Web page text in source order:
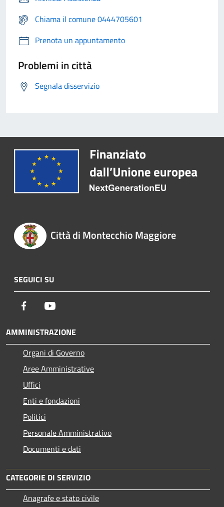
Chiama il comune 0444705601
Prenota un appuntamento
Problemi in città
Segnala disservizio
Città di Montecchio Maggiore
SEGUICI SU
Facebook
AMMINISTRAZIONE
Organi di Governo
Aree Amministrative
Uffici
Enti e fondazioni
Politici
Personale Amministrativo
Documenti e dati
CATEGORIE DI SERVIZIO
Anagrafe e stato civile